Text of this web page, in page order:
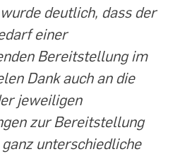
deutlich, dass der
einer
Bereitstellung im
Dank auch an die
jeweiligen
zur Bereitstellung
unterschiedliche